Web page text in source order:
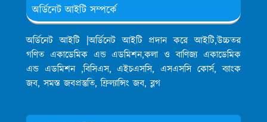
অর্ডিনেট আইটি সম্পর্কে
অর্ডিনেট আইটি |অর্ডিনেট আইটি প্রদান করে আইটি,উচ্চতর
গণিত একাডেমিক এন্ড এডমিশন,কলা ও বাণিজ্য একাডেমিক
এন্ড এডমিশন ,বিসিএস, এইচএসসি, এসএসসি কোর্স, ব্যাংক
জব, সমস্ত জবপ্রস্তুতি, ফ্রিল্যান্সিং জব, ব্লগ